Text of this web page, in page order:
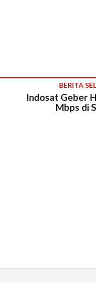
BERITA
Indosat Geber
Mbps di